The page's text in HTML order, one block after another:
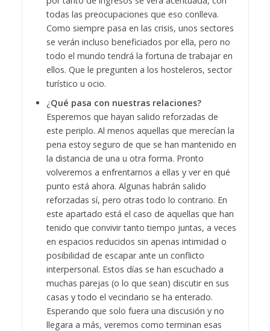
todas las preocupaciones que eso conlleva.
Como siempre pasa en las crisis, unos sectores
se verán incluso beneficiados por ella, pero no
todo el mundo tendrá la fortuna de trabajar en
ellos. Que le pregunten a los hosteleros, sector
turístico u ocio.
¿Qué pasa con nuestras relaciones?
Esperemos que hayan salido reforzadas de
este periplo. Al menos aquellas que merecían la
pena estoy seguro de que se han mantenido en
la distancia de una u otra forma. Pronto
volveremos a enfrentarnos a ellas y ver en qué
punto está ahora. Algunas habrán salido
reforzadas sí, pero otras todo lo contrario. En
este apartado está el caso de aquellas que han
tenido que convivir tanto tiempo juntas, a veces
en espacios reducidos sin apenas intimidad o
posibilidad de escapar ante un conflicto
interpersonal. Estos días se han escuchado a
muchas parejas (o lo que sean) discutir en sus
casas y todo el vecindario se ha enterado.
Esperando que solo fuera una discusión y no
llegara a más, veremos como terminan esas